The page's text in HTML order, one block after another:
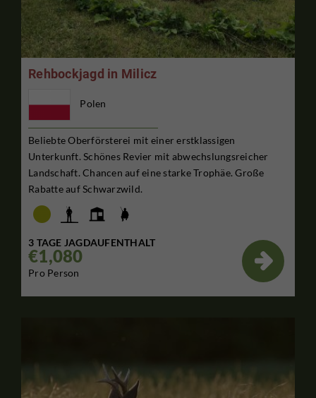
Rehbockjagd in Milicz
Polen
Beliebte Oberförsterei mit einer erstklassigen
Unterkunft. Schönes Revier mit abwechslungsreicher
Landschaft. Chancen auf eine starke Trophäe. Große
Rabatte auf Schwarzwild.
3 TAGE JAGDAUFENTHALT
€1,080
Pro Person
